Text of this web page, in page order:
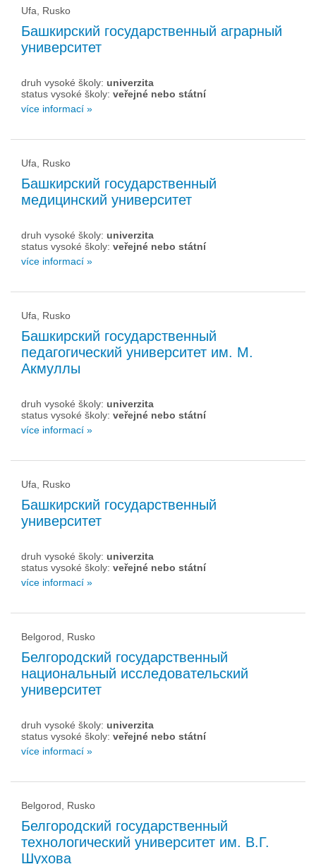
Ufa, Rusko
Башкирский государственный аграрный
университет
druh vysoké školy: univerzita
status vysoké školy: veřejné nebo státní
více informací »
Ufa, Rusko
Башкирский государственный
медицинский университет
druh vysoké školy: univerzita
status vysoké školy: veřejné nebo státní
více informací »
Ufa, Rusko
Башкирский государственный
педагогический университет им. М.
Акмуллы
druh vysoké školy: univerzita
status vysoké školy: veřejné nebo státní
více informací »
Ufa, Rusko
Башкирский государственный
университет
druh vysoké školy: univerzita
status vysoké školy: veřejné nebo státní
více informací »
Belgorod, Rusko
Белгородский государственный
национальный исследовательский
университет
druh vysoké školy: univerzita
status vysoké školy: veřejné nebo státní
více informací »
Belgorod, Rusko
Белгородский государственный
технологический университет им. В.Г.
Шухова